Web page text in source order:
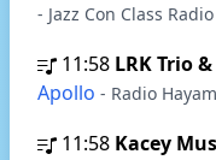
- Jazz Con Class Radio
11:58 LRK Trio
Apollo - Radio
11:58 Kacey